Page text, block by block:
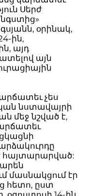
Սերժ
օրինակ,
ին,
այդ
այն
չես
նստավայրի
մեջ նշված է,
է հայտարարված:
մասնակցում էր
հետո, ըստ